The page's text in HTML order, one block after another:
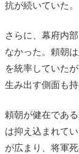
抗が続いていた。
さらに、幕府内
なかった。頼朝
を統率していた
生み出す側面も持
頼朝が健在であ
は抑え込まれて
が広まり、将軍